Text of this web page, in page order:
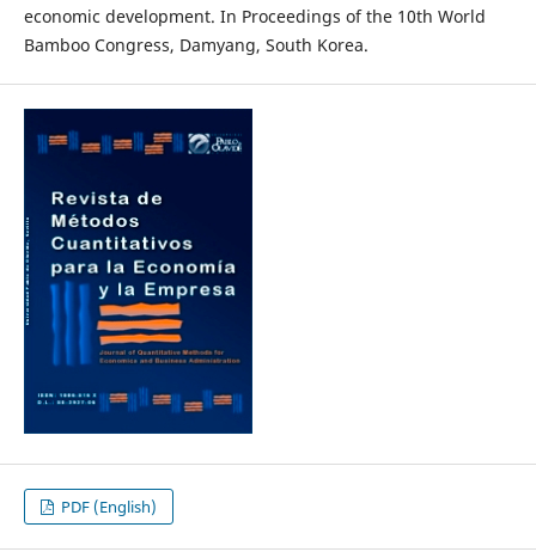
economic development. In Proceedings of the 10th World
Bamboo Congress, Damyang, South Korea.
PDF (English)